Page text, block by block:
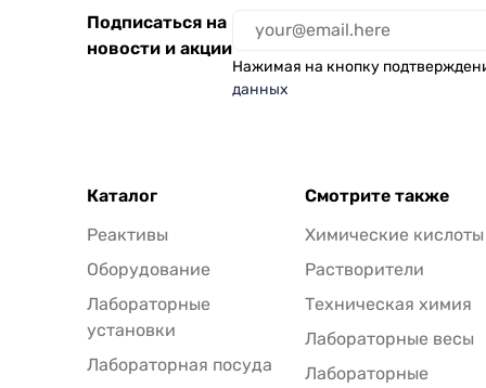
Подписаться на
новости и акции
Нажимая на кнопку
данных
Каталог
Реактивы
Оборудование
Лабораторные
установки
Лабораторная посуда
Смотрите также
Химические кислоты
Растворители
Техническая химия
Лабораторные весы
Лабораторные